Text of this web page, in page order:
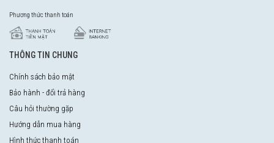
Phương thức thanh toán
THÔNG TIN CHUNG
Chính sách bảo mật
Bảo hành - đổi trả hàng
Câu hỏi thường gặp
Hướng dẫn mua hàng
Hình thức thanh toán